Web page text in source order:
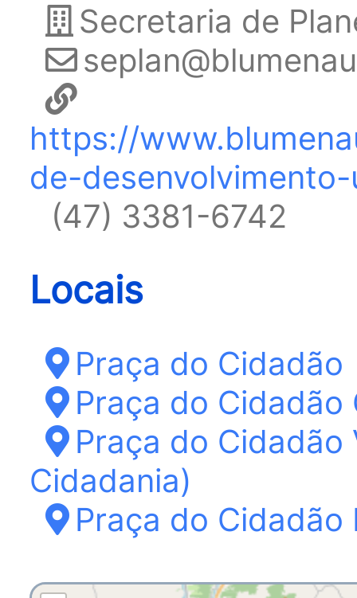
Secretaria de
https://
de-
(47) 3381-6742
Locais
Praça do Cidadão
Praça do Cidadão
Praça do Cidadão
Cidadania)
Praça do Cidadão